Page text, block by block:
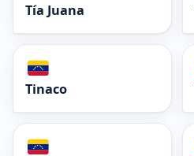
Tía Juana
Tinaco